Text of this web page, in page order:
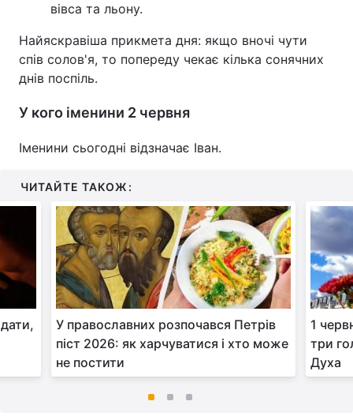
вівса та льону.
Найяскравіша прикмета дня: якщо вночі чути
спів солов'я, то попереду чекає кілька сонячних
днів поспіль.
У кого іменини 2 червня
Іменини сьогодні відзначає Іван.
ЧИТАЙТЕ ТАКОЖ:
У православних розпочався Петрів
піст 2026: як харчуватися і хто може
не постити
1
три
Духа